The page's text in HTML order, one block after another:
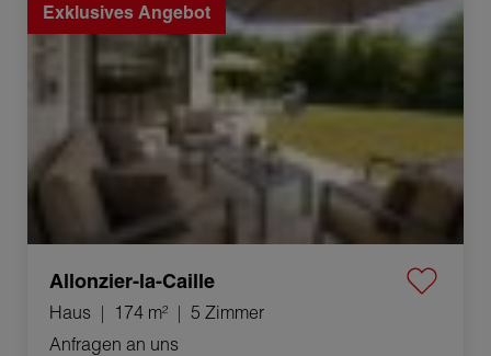
Exklusives Angebot
Allonzier-la-Caille
Haus 174 m²
5 Zimmer
Anfragen an uns